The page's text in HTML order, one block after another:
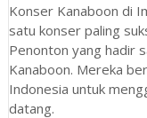
Konser Kanaboon di
satu konser paling
Penonton yang hadir
Kanaboon. Mereka
Indonesia untuk
datang.